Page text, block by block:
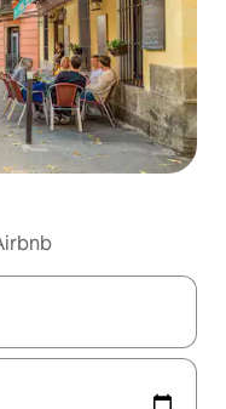
du navigere med